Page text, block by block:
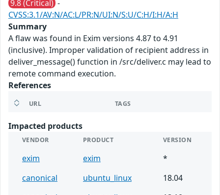
9.8 (Critical) -
CVSS:3.1/AV:N/AC:L/PR:N/UI:N/S:U/C:H/I:H/A:H
Summary
A flaw was found in Exim versions 4.87 to 4.91
(inclusive). Improper validation of recipient address in
deliver_message() function in /src/deliver.c may lead to
remote command execution.
References
URL TAGS
Impacted products
VENDOR PRODUCT VERSION
exim exim
*
canonical
ubuntu_linux
18.04